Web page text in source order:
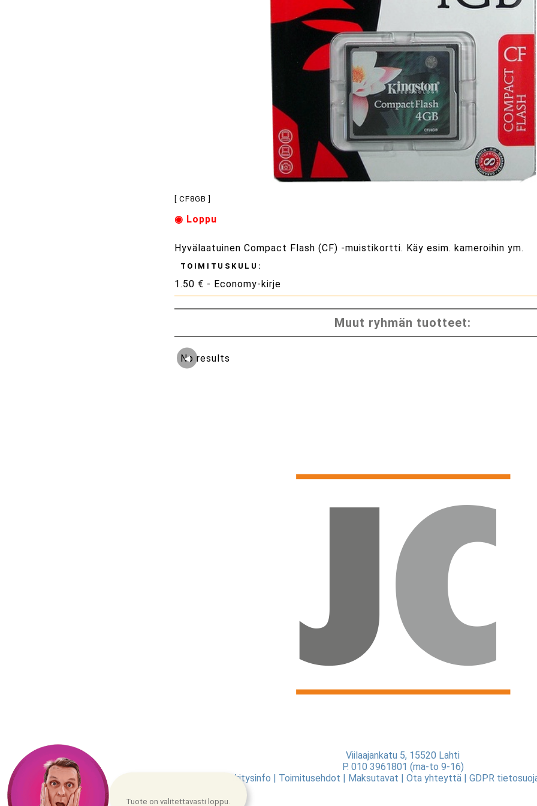
[ CF8GB ]
◉ Loppu
Hyvälaatuinen Compact Flash (CF) -muistikortti. Käy esim. kameroihin ym.
TOIMITUSKULU:
1.50 € - Economy-kirje
Muut ryhmän tuotteet:
◀
No results
Viilaajankatu 5, 15520 Lahti
P. 010 3961801 (ma-to 9-16)
Yritysinfo | Toimitusehdot | Maksutavat | Ota yhteyttä| GDPR
Tuote on valitettavasti loppu.